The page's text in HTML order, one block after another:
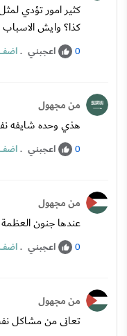
كثير امور تؤدي
كذا؟ وايش
0 اعجبني .
من مجهول
هذي وحده شايفه
0 اعجبني .
من مجهول
عندها جنون
0 اعجبني .
من مجهول
تعانى من مشاكل